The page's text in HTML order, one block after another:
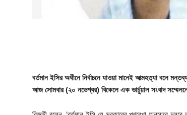
বর্তমান ইসির অধীনে নির্বাচনে যাওয়া মানেই আত্মহত্যা বলে
আজ সোমবার (২০ নভেশ্বর) বিকেলে এক ভার্চুয়াল সংবাদ